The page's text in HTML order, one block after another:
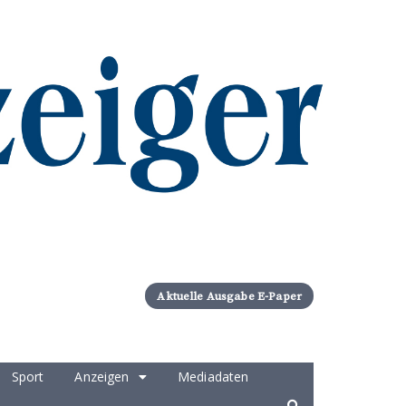
Aktuelle Ausgabe E-Paper
Sport Anzeigen
Mediadaten